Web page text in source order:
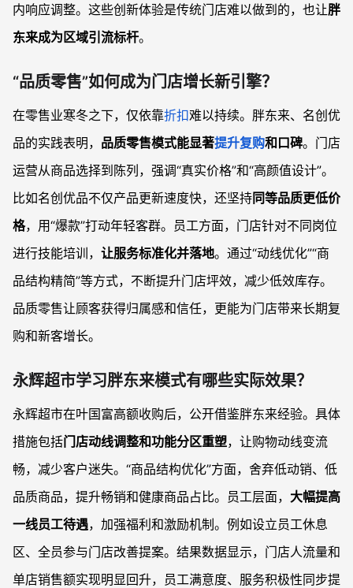
内响应调整。这些创新体验是传统门店难以做到的，也让胖
东来成为区域引流标杆。
“品质零售”如何成为门店增长新引擎？
在零售业寒冬之下，仅依靠折扣难以持续。胖东来、名创优
品的实践表明， 品质零售模式能显著提升复购和口碑。门店
运营从商品选择到陈列，强调“真实价格”和“高颜值设计”。
比如名创优品不仅产品更新速度快，还坚持同等品质更低价
格，用“爆款”打动年轻客群。员工方面，门店针对不同岗位
进行技能培训， 让服务标准化并落地。通过“动线优化”“商
品结构精简”等方式，不断提升门店坪效，减少低效库存。
品质零售让顾客获得归属感和信任，更能为门店带来长期复
购和新客增长。
永辉超市学习胖东来模式有哪些实际效果？
永辉超市在叶国富高额收购后，公开借鉴胖东来经验。具体
措施包括门店动线调整和功能分区重塑，让购物动线变流
畅，减少客户迷失。“商品结构优化”方面，舍弃低动销、低
品质商品，提升畅销和健康商品占比。员工层面， 大幅提高
一线员工待遇，加强福利和激励机制。例如设立员工休息
区、全员参与门店改善提案。结果数据显示，门店人流量和
单店销售额实现明显回升，员工满意度、服务积极性同步提